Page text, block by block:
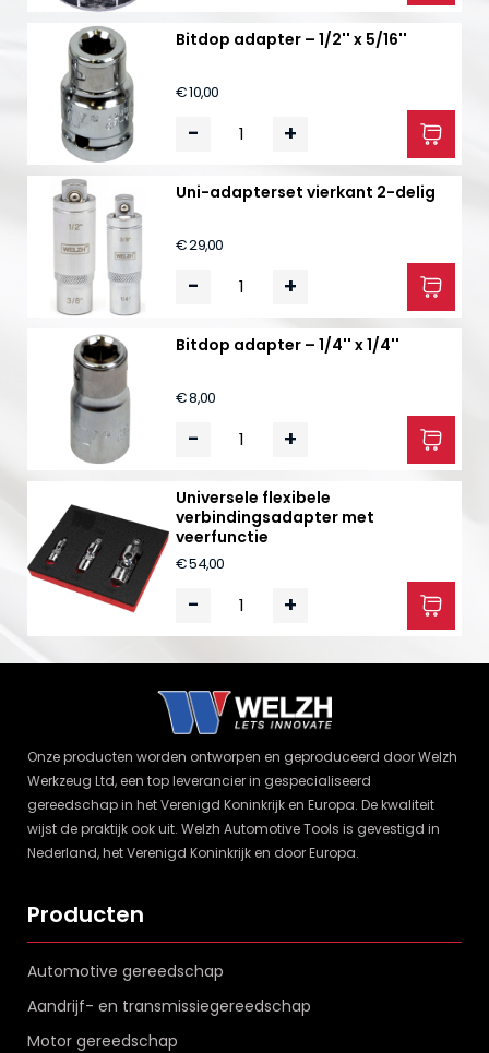
Bitdop adapter – 1/2'' x 5/16''
€ 10,00
- +
Uni-adapterset vierkant 2-delig
€ 29,00
- +
Bitdop adapter – 1/4'' x 1/4''
€ 8,00
- +
Universele flexibele
verbindingsadapter met
veerfunctie
€ 54,00
- +
Onze producten worden ontworpen en geproduceerd door Welzh
Werkzeug Ltd, een top leverancier in gespecialiseerd
gereedschap in het Verenigd Koninkrijk en Europa. De kwaliteit
wijst de praktijk ook uit. Welzh Automotive Tools is gevestigd in
Nederland, het Verenigd Koninkrijk en door Europa.
Producten
Automotive gereedschap
Aandrijf- en transmissiegereedschap
Motor gereedschap